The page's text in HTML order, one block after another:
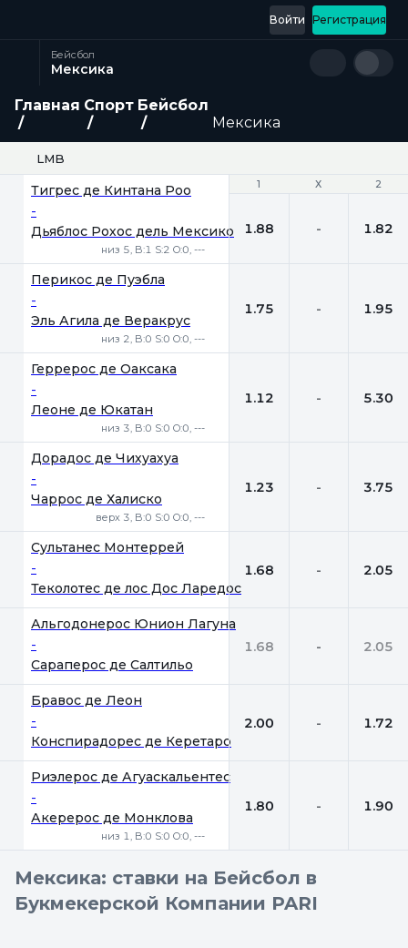
Регистрация
Войти
Бейсбол
Мексика
Главная Спорт Бейсбол
Мексика
LMB
1 Х 2
Тигрес де Кинтана Роо
-
Дьяблос Рохос дель Мексико
низ 5, B:1 S:2 O:0, ---
1 Х 2
1.88 - 1.82
Перикос де Пуэбла
-
Эль Агила де Веракрус
низ 2, B:0 S:0 O:0, ---
1.75 - 1.95
Геррерос де Оаксака
-
Леоне де Юкатан
низ 3, B:0 S:0 O:0, ---
1.12 - 5.30
Дорадос де Чихуахуа
-
Чаррос де Халиско
верх 3, B:0 S:0 O:0, ---
1.23 - 3.75
Сультанес Монтеррей
-
Теколотес де лос Дос Ларедос
1.68 - 2.05
Альгодонерос Юнион Лагуна
-
Сараперос де Салтильо
1.68 - 2.05
Бравос де Леон
-
Конспирадорес де Керетаро
2.00 - 1.72
Риэлерос де Агуаскальентес
-
Акерерос де Монклова
низ 1, B:0 S:0 O:0, ---
1.80 - 1.90
Мексика: ставки на Бейсбол в
Букмекерской Компании PARI